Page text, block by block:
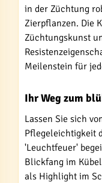
in der Züchtung
Zierpflanzen. Die
Züchtungskunst
Meilenstein für
Ihr Weg zum
Lassen Sie sich
Pflegeleichtigkeit
'Leuchtfeuer'
Blickfang im
als Highlight im